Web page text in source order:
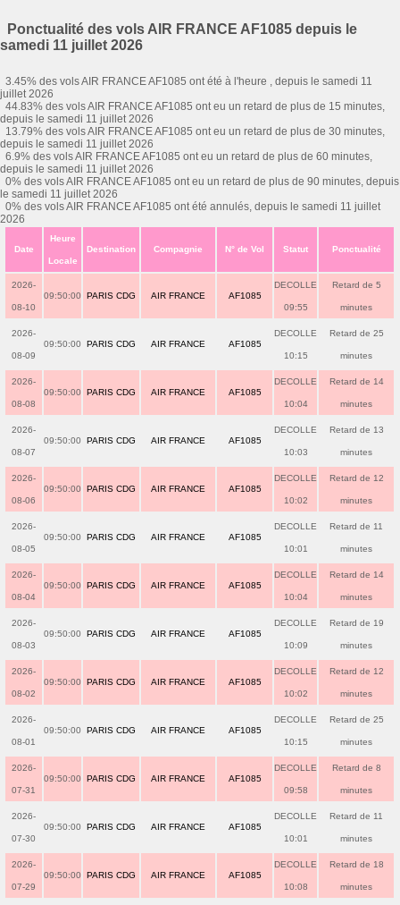
Ponctualité des vols AIR FRANCE AF1085 depuis le
samedi 11 juillet 2026
3.45% des vols AIR FRANCE AF1085 ont été à l'heure , depuis le samedi 11
juillet 2026
44.83% des vols AIR FRANCE AF1085 ont eu un retard de plus de 15 minutes,
depuis le samedi 11 juillet 2026
13.79% des vols AIR FRANCE AF1085 ont eu un retard de plus de 30 minutes,
depuis le samedi 11 juillet 2026
6.9% des vols AIR FRANCE AF1085 ont eu un retard de plus de 60 minutes,
depuis le samedi 11 juillet 2026
0% des vols AIR FRANCE AF1085 ont eu un retard de plus de 90 minutes, depuis
le samedi 11 juillet 2026
0% des vols AIR FRANCE AF1085 ont été annulés, depuis le samedi 11 juillet
2026
Date
Heure
Locale
Destination Compagnie N° de Vol Statut Ponctualité
2026-
08-10
09:50:00 PARIS CDG AIR FRANCE AF1085
DECOLLE
09:55
Retard de 5
minutes
2026-
08-09
09:50:00 PARIS CDG AIR FRANCE AF1085
DECOLLE
10:15
Retard de 25
minutes
2026-
08-08
09:50:00 PARIS CDG AIR FRANCE AF1085
DECOLLE
10:04
Retard de 14
minutes
2026-
08-07
09:50:00 PARIS CDG AIR FRANCE AF1085
DECOLLE
10:03
Retard de 13
minutes
2026-
08-06
09:50:00 PARIS CDG AIR FRANCE AF1085
DECOLLE
10:02
Retard de 12
minutes
2026-
08-05
09:50:00 PARIS CDG AIR FRANCE AF1085
DECOLLE
10:01
Retard de 11
minutes
2026-
08-04
09:50:00 PARIS CDG AIR FRANCE AF1085
DECOLLE
10:04
Retard de 14
minutes
2026-
08-03
09:50:00 PARIS CDG AIR FRANCE AF1085
DECOLLE
10:09
Retard de 19
minutes
2026-
08-02
09:50:00 PARIS CDG AIR FRANCE AF1085
DECOLLE
10:02
Retard de 12
minutes
2026-
08-01
09:50:00 PARIS CDG AIR FRANCE AF1085
DECOLLE
10:15
Retard de 25
minutes
2026-
07-31
09:50:00 PARIS CDG AIR FRANCE AF1085
DECOLLE
09:58
Retard de 8
minutes
2026-
07-30
09:50:00 PARIS CDG AIR FRANCE AF1085
DECOLLE
10:01
Retard de 11
minutes
2026-
07-29
09:50:00 PARIS CDG AIR FRANCE AF1085
DECOLLE
10:08
Retard de 18
minutes